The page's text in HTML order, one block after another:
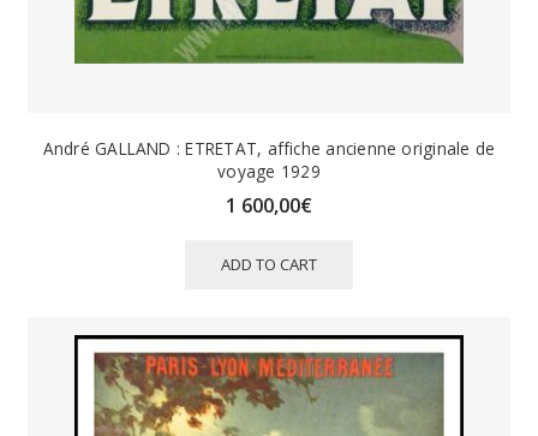
André GALLAND : ETRETAT, affiche ancienne originale de
voyage 1929
1 600,00€
ADD TO CART